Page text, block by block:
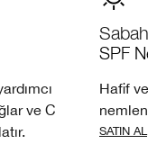
ve C
Sabah
SPF
Hafif ve
SATIN AL